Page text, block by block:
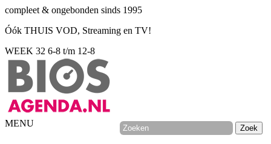
compleet & ongebonden sinds 1995
Óók THUIS VOD, Streaming en TV!
WEEK 32 6-8 t/m 12-8
MENU